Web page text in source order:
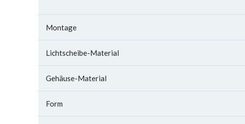
Montage
Lichtscheibe-Material
Gehäuse-Material
Form